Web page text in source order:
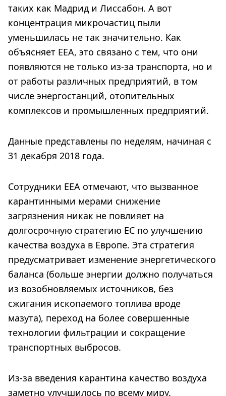
таких как Мадрид и Лиссабон. А вот
концентрация микрочастиц пыли
уменьшилась не так значительно. Как
объясняет EEA, это связано с тем, что они
появляются не только из-за транспорта, но и
от работы различных предприятий, в том
числе энергостанций, отопительных
комплексов и промышленных предприятий.
Данные представлены по неделям, начиная с
31 декабря 2018 года.
Сотрудники ЕЕА отмечают, что вызванное
карантинными мерами снижение
загрязнения никак не повлияет на
долгосрочную стратегию ЕС по улучшению
качества воздуха в Европе. Эта стратегия
предусматривает изменение энергетического
баланса (больше энергии должно получаться
из возобновляемых источников, без
сжигания ископаемого топлива вроде
мазута), переход на более совершенные
технологии фильтрации и сокращение
транспортных выбросов.
Из-за введения карантина качество воздуха
заметно улучшилось по всему миру.